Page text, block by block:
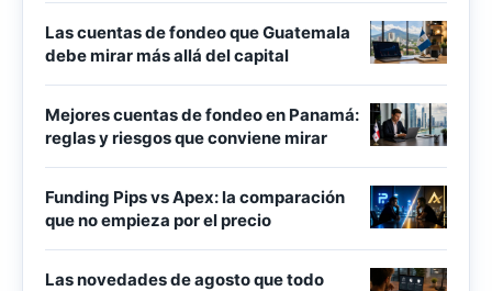
Las cuentas de fondeo que Guatemala
debe mirar más allá del capital
Mejores cuentas de fondeo en Panamá:
reglas y riesgos que conviene mirar
Funding Pips vs Apex: la comparación
que no empieza por el precio
Las novedades de agosto que todo